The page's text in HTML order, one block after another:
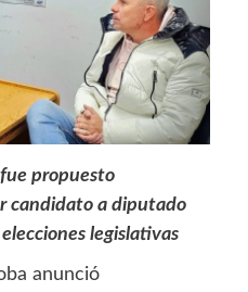
propuesto
candidato a diputado
legislativas
anunció